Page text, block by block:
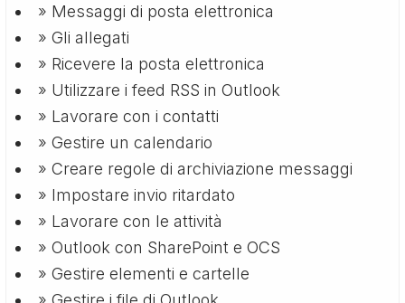
» Messaggi di posta elettronica
» Gli allegati
» Ricevere la posta elettronica
» Utilizzare i feed RSS in Outlook
» Lavorare con i contatti
» Gestire un calendario
» Creare regole di archiviazione messaggi
» Impostare invio ritardato
» Lavorare con le attività
» Outlook con SharePoint e OCS
» Gestire elementi e cartelle